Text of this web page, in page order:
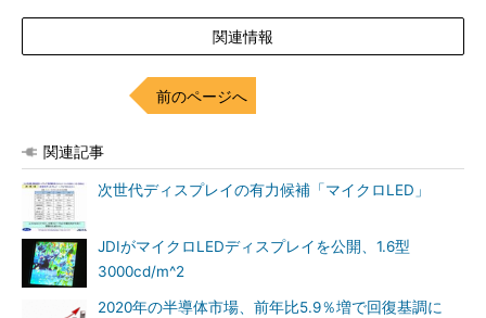
関連情報
前のページへ
関連記事
次世代ディスプレイの有力候補「マイクロLED」
JDIがマイクロLEDディスプレイを公開、1.6型
3000cd/m^2
2020年の半導体市場、前年比5.9％増で回復基調に